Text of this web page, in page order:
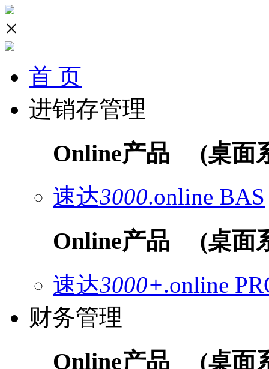
×
首 页
进销存管理
Online产品 (桌面
速达3000.online BAS
Online产品 (桌面
速达3000+.online
财务管理
Online产品 (桌面